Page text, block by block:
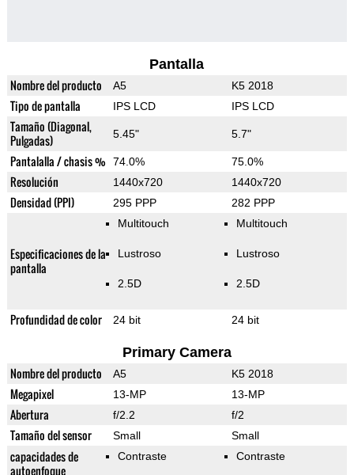
Pantalla
Nombre del producto A5 K5 2018
Tipo de pantalla IPS LCD IPS LCD
Tamaño (Diagonal,
Pulgadas)
5.45" 5.7"
Pantalalla / chasis % 74.0% 75.0%
Resolución 1440x720 1440x720
Densidad (PPI) 295 PPP 282 PPP
Especificaciones de la
pantalla
Multitouch
Lustroso
2.5D
Multitouch
Lustroso
2.5D
Profundidad de color 24 bit 24 bit
Primary Camera
Nombre del producto A5 K5 2018
Megapixel 13-MP 13-MP
Abertura f/2.2 f/2
Tamaño del sensor Small Small
capacidades de
autoenfoque
Contraste Contraste